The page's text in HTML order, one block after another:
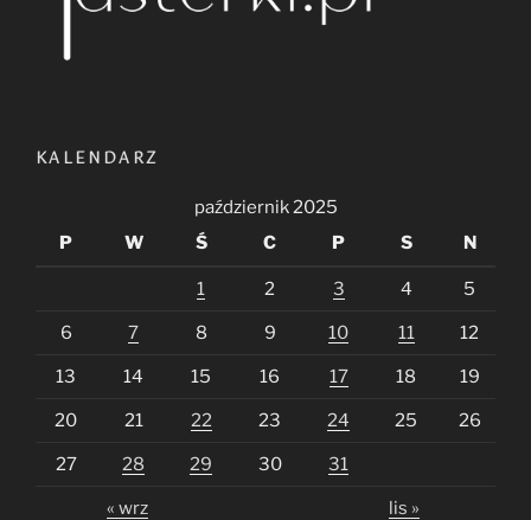
KALENDARZ
październik 2025
P
W Ś C P S N
1 2 3 4 5
6 7 8 9 10 11 12
13 14 15 16 17 18 19
20 21 22 23 24 25 26
27 28 29 30 31
« wrz lis »